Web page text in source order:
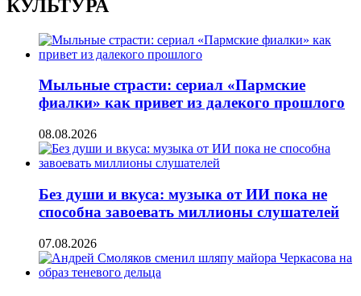
КУЛЬТУРА
Мыльные страсти: сериал «Пармские
фиалки» как привет из далекого прошлого
08.08.2026
Без души и вкуса: музыка от ИИ пока не
способна завоевать миллионы слушателей
07.08.2026